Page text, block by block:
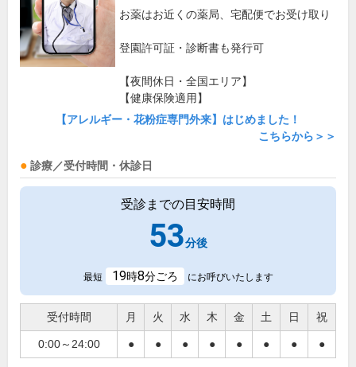
お薬はお近くの薬局、宅配便でお受け取り
登園許可証・診断書も発行可
【夜間休日・全国エリア】
【健康保険適用】
【アレルギー・花粉症専門外来】はじめました！
こちらから＞＞
診療／受付時間・休診日
受診までの目安時間
53分後
最短 19時8分ごろ にお呼びいたします
受付時間 月 火 水 木 金 土 日 祝
0:00～24:00 ● ● ● ● ● ● ● ●